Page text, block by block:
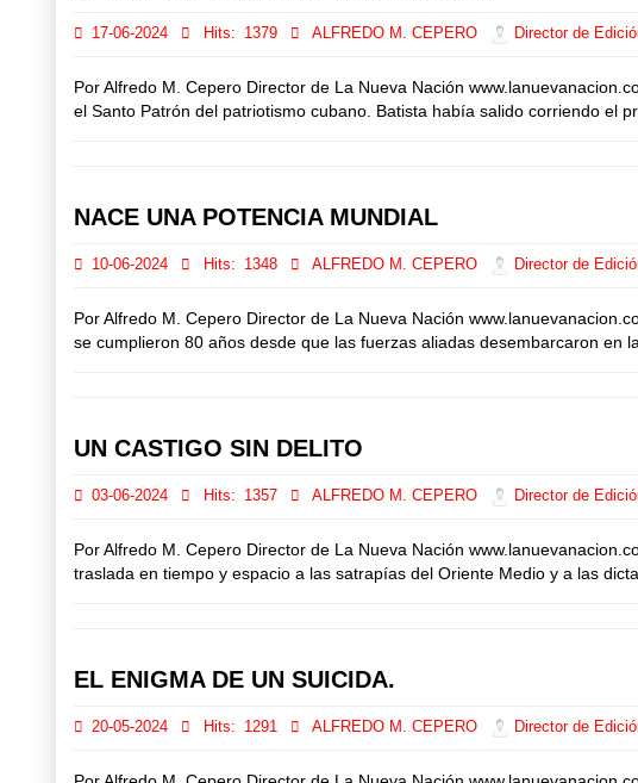
17-06-2024 Hits: 1379 ALFREDO M. CEPERO Director de
Por Alfredo M. Cepero Director de La Nueva Nación
el Santo Patrón del patriotismo cubano. Batista había salido corriendo
NACE UNA POTENCIA MUNDIAL
10-06-2024 Hits: 1348 ALFREDO M. CEPERO Director de
Por Alfredo M. Cepero Director de La Nueva Nación
se cumplieron 80 años desde que las fuerzas aliadas desembarcaron en
UN CASTIGO SIN DELITO
03-06-2024 Hits: 1357 ALFREDO M. CEPERO Director de
Por Alfredo M. Cepero Director de La Nueva Nación
traslada en tiempo y espacio a las satrapías del Oriente Medio y a las
EL ENIGMA DE UN SUICIDA.
20-05-2024 Hits: 1291 ALFREDO M. CEPERO Director de